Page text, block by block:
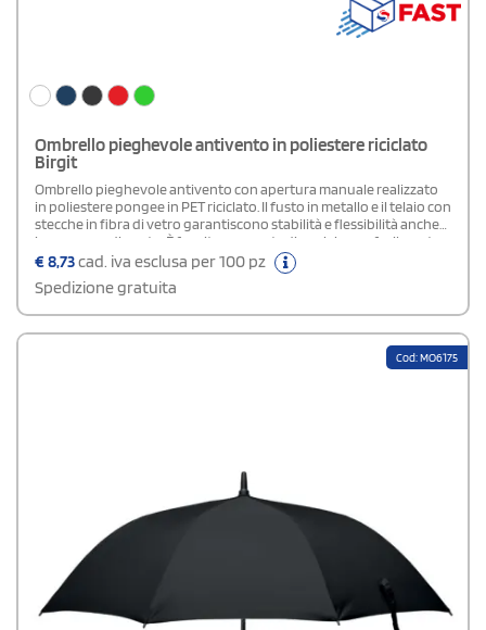
Ombrello pieghevole antivento in poliestere riciclato
Birgit
Ombrello pieghevole antivento con apertura manuale realizzato
in poliestere pongee in PET riciclato. Il fusto in metallo e il telaio con
stecche in fibra di vetro garantiscono stabilità e flessibilità anche
in presenza di vento. È fornito con custodia e si ripone facilmente
in borse o zaini, mentre l’impugnatura in legno aggiunge un tocco
naturale. Proposto in numerose varianti colore, offre un’ampia
area personalizzabile su ogni pannello.
€8,73cad. iva esclusa per 100 pz
Spedizione gratuita
Cod: MO6175